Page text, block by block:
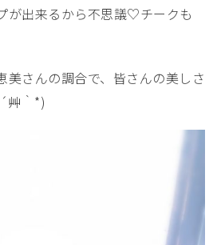
が出来るから不思議♡チークも
美さんの調合で、皆さんの美しさ
艸｀*)